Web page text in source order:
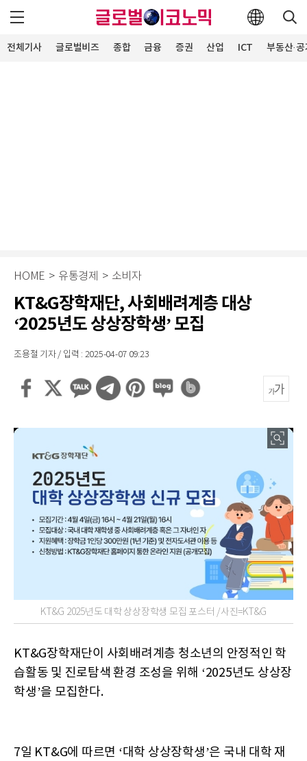
전체기사 글로벌비즈 종합 금융 증권 산업 ICT 부동산·
HOME > 유통경제 > 소비자
KT&G장학재단, 사회배려계층 대상
‘2025년도 상상장학생’ 모집
조용철 기자 / 입력 : 2025-04-07 09:23
KT&G 2025년도 대학 상상장학생 모집 포스터 /사진=KT&G
KT&G장학재단이 사회배려계층 청소년의 안정적인 학
습활동 및 진로탐색 환경 조성을 위해 ‘2025년도 상상장
학생’을 모집한다.
7일 KT&G에 따르면 ‘대학 상상장학생’은 국내 대학 재